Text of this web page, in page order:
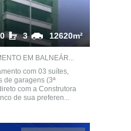
12620m²
3
0
EM BALNEÁR...
com 03 suítes,
de garagens (3ª
com a Construtora
de sua preferen...